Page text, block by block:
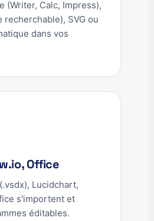
(Writer, Calc, Impress),
SVG ou
dans vos
Office
Lucidchart,
s'importent et
éditables.